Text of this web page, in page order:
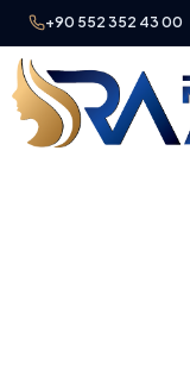
+90 552 352 43 00